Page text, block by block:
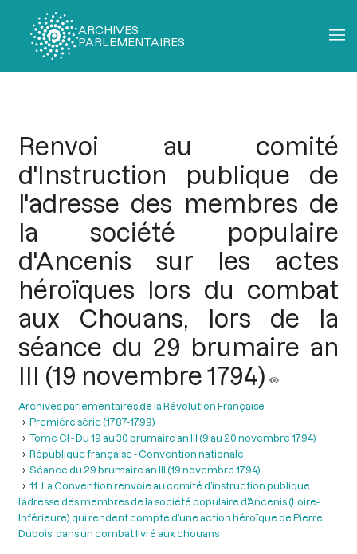
ARCHIVES
PARLEMENTAIRES
Renvoi au comité
d'Instruction publique de
l'adresse des membres de
la société populaire
d'Ancenis sur les actes
héroïques lors du combat
aux Chouans, lors de la
séance du 29 brumaire an
III (19 novembre 1794)
Archives parlementaires de la Révolution Française
Première série (1787-1799)
Tome CI - Du 19 au 30 brumaire an III (9 au 20 novembre 1794)
République française - Convention nationale
Séance du 29 brumaire an III (19 novembre 1794)
11. La Convention renvoie au comité d’instruction publique
l’adresse des membres de la société populaire d’Ancenis (Loire-
Inférieure) qui rendent compte d’une action héroïque de Pierre
Dubois, dans un combat livré aux chouans